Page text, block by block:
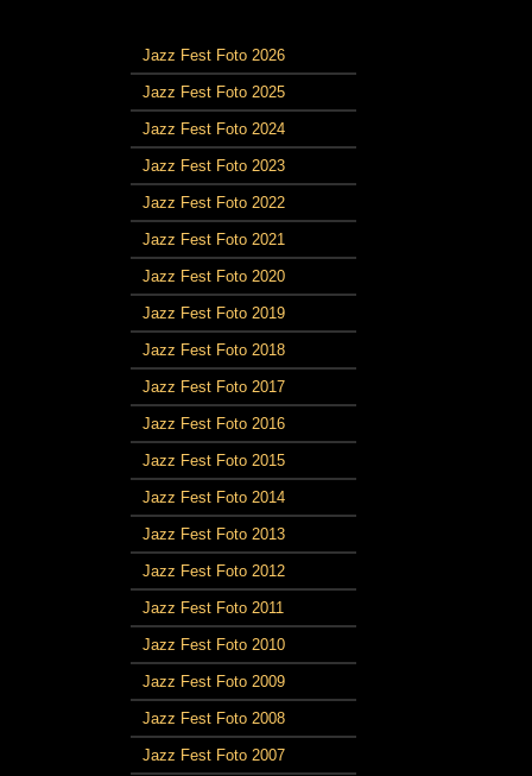
Jazz Fest Foto 2026
Jazz Fest Foto 2025
Jazz Fest Foto 2024
Jazz Fest Foto 2023
Jazz Fest Foto 2022
Jazz Fest Foto 2021
Jazz Fest Foto 2020
Jazz Fest Foto 2019
Jazz Fest Foto 2018
Jazz Fest Foto 2017
Jazz Fest Foto 2016
Jazz Fest Foto 2015
Jazz Fest Foto 2014
Jazz Fest Foto 2013
Jazz Fest Foto 2012
Jazz Fest Foto 2011
Jazz Fest Foto 2010
Jazz Fest Foto 2009
Jazz Fest Foto 2008
Jazz Fest Foto 2007